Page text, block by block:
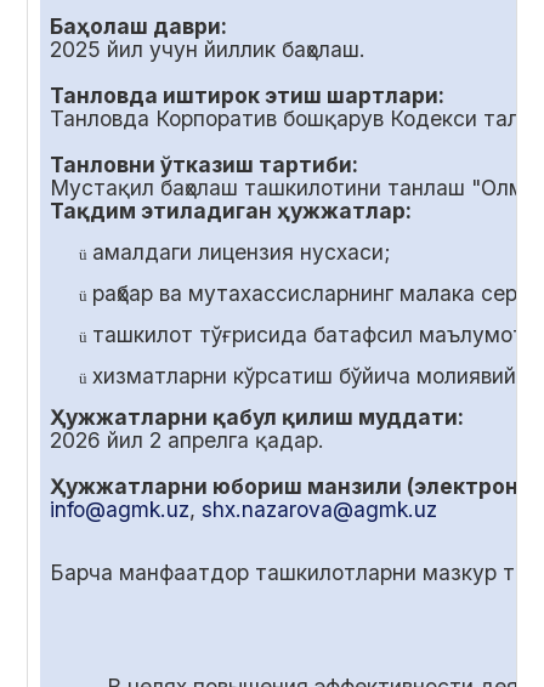
Баҳолаш даври:
2025 йил учун йиллик баҳолаш.
Танловда иштирок этиш шартлари:
Танловда Корпоратив бошқарув Кодекси
Танловни ўтказиш тартиби:
Мустақил баҳолаш ташкилотини танлаш
Тақдим этиладиган ҳужжатлар:
ü амалдаги лицензия нусхаси;
ü раҳбар ва мутахассисларнинг малака
ü ташкилот тўғрисида батафсил маълумот;
ü хизматларни кўрсатиш бўйича молиявий
Ҳужжатларни қабул қилиш муддати:
2026 йил 2 апрелга қадар.
Ҳужжатларни юбориш манзили (электрон
info@agmk.uz, shx.nazarova@agmk.uz
Барча манфаатдор ташкилотларни мазкур